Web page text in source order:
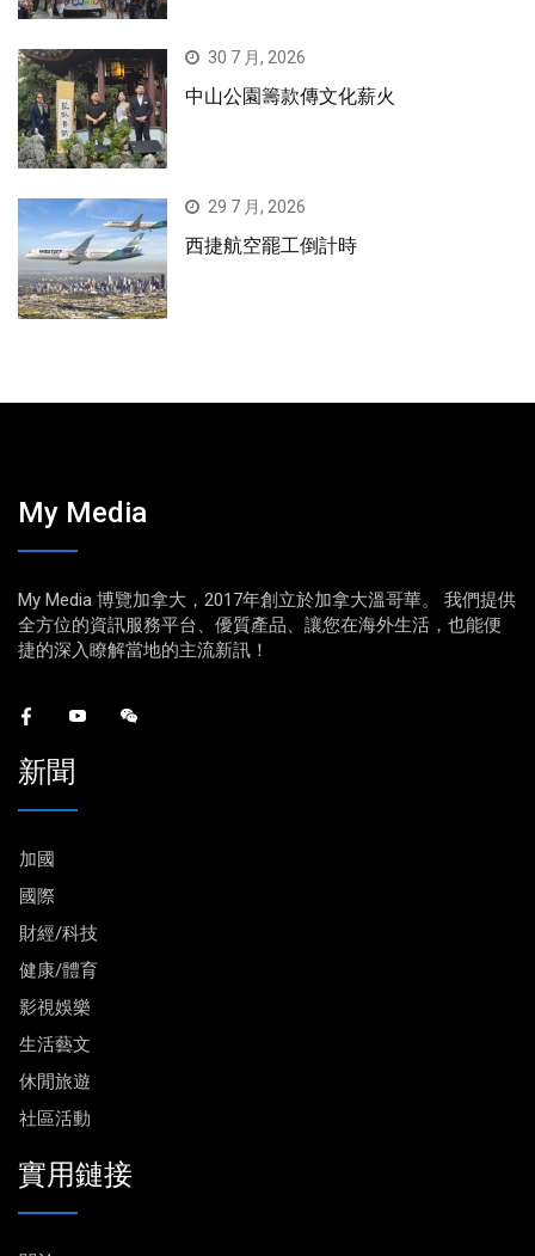
30 7 月, 2026
中山公園籌款傳文化薪火
29 7 月, 2026
西捷航空罷工倒計時
My Media
My Media 博覽加拿大，2017年創立於加拿大溫哥華。 我們提供
全方位的資訊服務平台、優質產品、讓您在海外生活，也能便
捷的深入瞭解當地的主流新訊！
新聞
加國
國際
財經/科技
健康/體育
影視娛樂
生活藝文
休閒旅遊
社區活動
實用鏈接